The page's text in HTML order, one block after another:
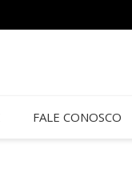
FALE CONOSCO